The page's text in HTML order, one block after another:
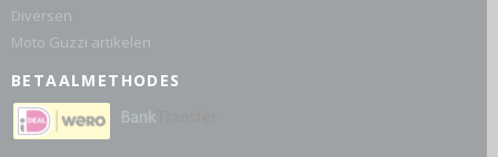
Diversen
Moto Guzzi artikelen
BETAALMETHODES